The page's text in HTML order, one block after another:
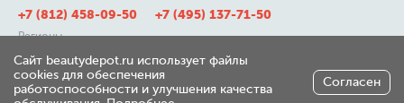
+7 (812) 458-09-50 +7 (495) 137-71-50
Регионы
8 (800) 511-21-50
Сайт beautydepot.ru использует файлы
cookies для обеспечения
работоспособности и улучшения качества
Согласен